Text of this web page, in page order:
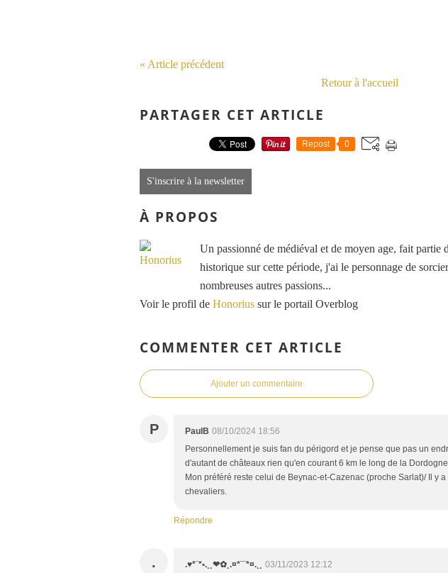
« Article précédent
Retour à l'accueil
PARTAGER CET ARTICLE
Repost 0
S'inscrire à la newsletter
À PROPOS
Un passionné de médiéval et de moyen age, fait partie
historique sur cette période, j'ai le personnage de
nombreuses autres passions...
Voir le profil de Honorius sur le portail Overblog
COMMENTER CET ARTICLE
Ajouter un commentaire
P PaulB 08/10/2024 18:56
Personnellement je suis fan du périgord et je pense que pas un
d'autant de châteaux rien qu'en courant 6 km le long de la
Mon préféré reste celui de Beynac-et-Cazenac (proche Sarlat)/ Il y
chevaliers.
Répondre
. .♥*¨*•.¸¸❤✿¸.¤*¨¨*¤.¸¸
03/11/2023 12:12